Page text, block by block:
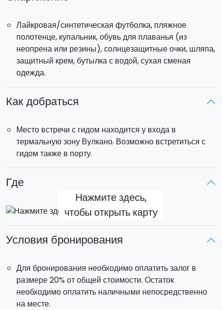
Лайкровая/синтетическая футболка, пляжное
полотенце, купальник, обувь для плаванья (из
неопрена или резины), солнцезащитные очки, шляпа,
защитный крем, бутылка с водой, сухая сменая
одежда.
Как добраться
Место встречи с гидом находится у входа в
термальную зону Вулкано. Возможно встретиться с
гидом также в порту.
Где
Нажмите здесь,
чтобы открыть карту
Условия бронирования
Для бронирования необходимо оплатить залог в
размере 20% от общей стоимости. Остаток
необходимо оплатить наличными непосредственно
на месте.